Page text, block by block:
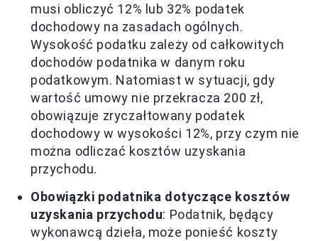
musi obliczyć 12% lub 32% podatek
dochodowy na zasadach ogólnych.
Wysokość podatku zależy od całkowitych
dochodów podatnika w danym roku
podatkowym. Natomiast w sytuacji, gdy
wartość umowy nie przekracza 200 zł,
obowiązuje zryczałtowany podatek
dochodowy w wysokości 12%, przy czym nie
można odliczać kosztów uzyskania
przychodu.
Obowiązki podatnika dotyczące kosztów
uzyskania przychodu: Podatnik, będący
wykonawcą dzieła, może ponieść koszty